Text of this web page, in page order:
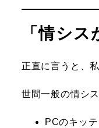
「情シ
正直に言うと、
世間一般の情シ
PCのキッ